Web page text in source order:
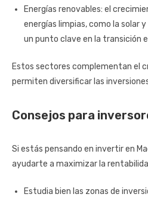
Energías renovables: el
energías limpias, como la solar y
un punto clave en la transición
Estos sectores complementan el
permiten diversificar las
Consejos para
Si estás pensando en invertir en
ayudarte a maximizar la
Estudia bien las zonas de